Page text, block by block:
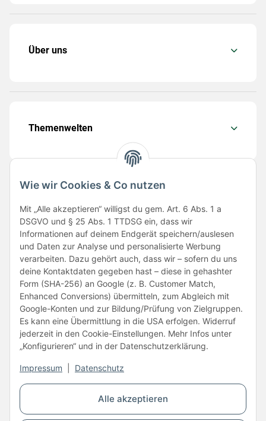
Alle akzeptieren
Wie wir Cookies & Co nutzen
Mit „Alle akzeptieren“ willigst du gem. Art. 6 Abs. 1 a
DSGVO und § 25 Abs. 1 TTDSG ein, dass wir
Informationen auf deinem Endgerät speichern/auslesen
und Daten zur Analyse und personalisierte Werbung
verarbeiten. Dazu gehört auch, dass wir – sofern du uns
deine Kontaktdaten gegeben hast – diese in gehashter
Form (SHA-256) an Google (z. B. Customer Match,
Enhanced Conversions) übermitteln, zum Abgleich mit
Google-Konten und zur Bildung/Prüfung von Zielgruppen.
Es kann eine Übermittlung in die USA erfolgen. Widerruf
jederzeit in den Cookie-Einstellungen. Mehr Infos unter
„Konfigurieren“ und in der Datenschutzerklärung.
Impressum Datenschutz
Über uns
Themenwelten
Folge uns
Unsere Partner
Vertrag widerrufen